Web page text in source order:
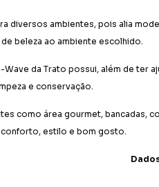
diversos ambientes, pois alia
beleza ao ambiente escolhido.
da Trato possui, além de
e conservação.
como área gourmet, bancadas,
estilo e bom gosto.